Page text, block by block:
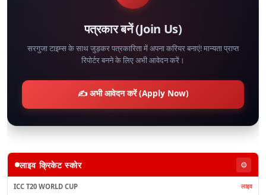
पत्रकार बनें (Join Us)
सरगुजा टाइम्स के साथ जुड़कर पत्रकारिता में अपना करियर बनाएं! मान्यता प्राप्त
रिपोर्टर बनने के लिए अभी आवेदन करें।
✍️ अभी आवेदन करें (Apply Now)
लाइव क्रिकेट स्कोर ⚙️
ICC T20 WORLD CUP लाइव